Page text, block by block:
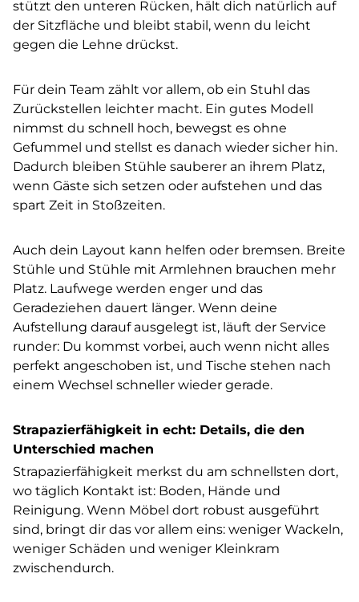
stützt den unteren Rücken, hält dich natürlich auf
der Sitzfläche und bleibt stabil, wenn du leicht
gegen die Lehne drückst.
Für dein Team zählt vor allem, ob ein Stuhl das
Zurückstellen leichter macht. Ein gutes Modell
nimmst du schnell hoch, bewegst es ohne
Gefummel und stellst es danach wieder sicher hin.
Dadurch bleiben Stühle sauberer an ihrem Platz,
wenn Gäste sich setzen oder aufstehen und das
spart Zeit in Stoßzeiten.
Auch dein Layout kann helfen oder bremsen. Breite
Stühle und Stühle mit Armlehnen brauchen mehr
Platz. Laufwege werden enger und das
Geradeziehen dauert länger. Wenn deine
Aufstellung darauf ausgelegt ist, läuft der Service
runder: Du kommst vorbei, auch wenn nicht alles
perfekt angeschoben ist, und Tische stehen nach
einem Wechsel schneller wieder gerade.
Strapazierfähigkeit in echt: Details, die den
Unterschied machen
Strapazierfähigkeit merkst du am schnellsten dort,
wo täglich Kontakt ist: Boden, Hände und
Reinigung. Wenn Möbel dort robust ausgeführt
sind, bringt dir das vor allem eins: weniger Wackeln,
weniger Schäden und weniger Kleinkram
zwischendurch.